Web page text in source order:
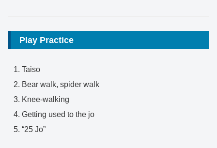
Play Practice
Taiso
Bear walk, spider walk
Knee-walking
Getting used to the jo
“25 Jo”